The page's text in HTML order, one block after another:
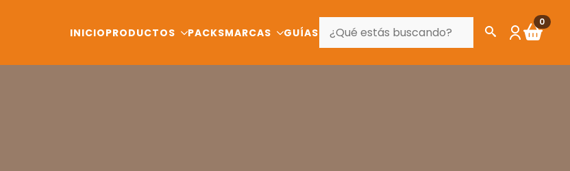
INICIOPRODUCTOS PACKSMARCAS GUÍAS
0